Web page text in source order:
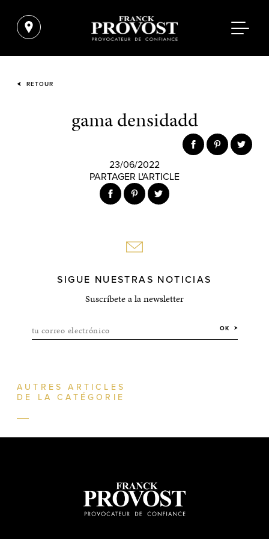
RETOUR
gama densidadd
23/06/2022
PARTAGER L'ARTICLE
SIGUE NUESTRAS NOTICIAS
Suscríbete a la newsletter
tu correo electrónico OK
AUTRES ARTICLES
DE LA CATÉGORIE